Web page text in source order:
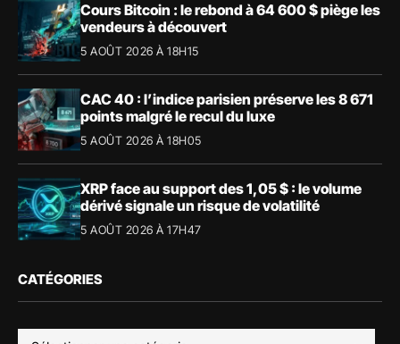
Cours Bitcoin : le rebond à 64 600 $ piège les
vendeurs à découvert
5 AOÛT 2026 À 18H15
CAC 40 : l’indice parisien préserve les 8 671
points malgré le recul du luxe
5 AOÛT 2026 À 18H05
XRP face au support des 1,05 $ : le volume
dérivé signale un risque de volatilité
5 AOÛT 2026 À 17H47
CATÉGORIES